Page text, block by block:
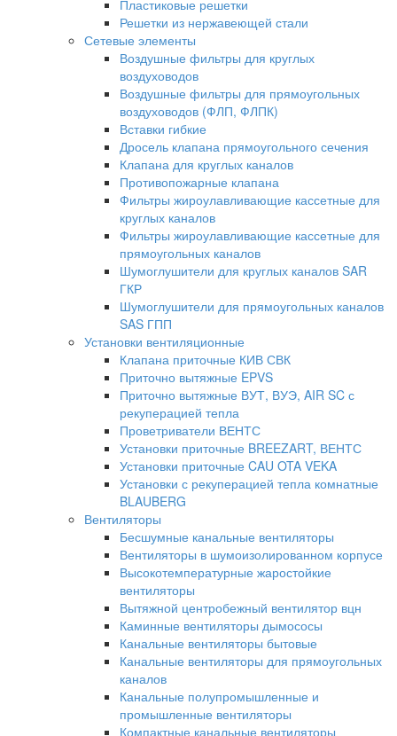
Пластиковые решетки
Решетки из нержавеющей стали
Сетевые элементы
Воздушные фильтры для круглых
воздуховодов
Воздушные фильтры для прямоугольных
воздуховодов (ФЛП, ФЛПК)
Вставки гибкие
Дросель клапана прямоугольного сечения
Клапана для круглых каналов
Противопожарные клапана
Фильтры жироулавливающие кассетные для
круглых каналов
Фильтры жироулавливающие кассетные для
прямоугольных каналов
Шумоглушители для круглых каналов SAR
ГКР
Шумоглушители для прямоугольных каналов
SAS ГПП
Установки вентиляционные
Клапана приточные КИВ СВК
Приточно вытяжные EPVS
Приточно вытяжные ВУТ, ВУЭ, AIR SC с
рекуперацией тепла
Проветриватели ВЕНТС
Установки приточные BREEZART, ВЕНТС
Установки приточные CAU OTA VEKA
Установки с рекуперацией тепла комнатные
BLAUBERG
Вентиляторы
Бесшумные канальные вентиляторы
Вентиляторы в шумоизолированном корпусе
Высокотемпературные жаростойкие
вентиляторы
Вытяжной центробежный вентилятор вцн
Каминные вентиляторы дымососы
Канальные вентиляторы бытовые
Канальные вентиляторы для прямоугольных
каналов
Канальные полупромышленные и
промышленные вентиляторы
Компактные канальные вентиляторы